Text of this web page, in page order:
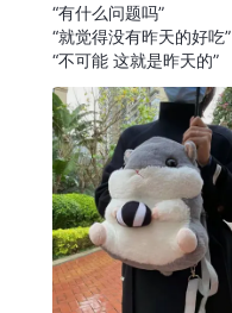
“有什么问题吗”
“就觉得没有昨天的好吃”
“不可能 这就是昨天的”